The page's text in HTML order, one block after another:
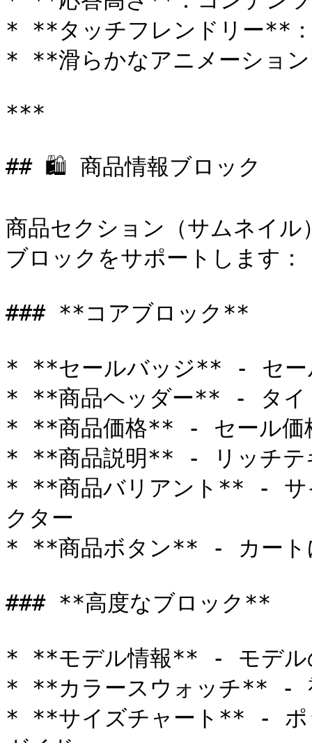
* **タッチフレンドリー**：
* **滑らかなアニメーショ
***
## 🛍️ 商品情報ブロック
商品セクション（サムネイ
ブロックをサポートします：
### **コアブロック**
* **セールバッジ** - セー
* **商品ヘッダー** - タイ
* **商品価格** - セール価
* **商品説明** - リッチテ
* **商品バリアント** - サ
クター
* **商品ボタン** - カート
### **高度なブロック**
* **モデル情報** - モデル
* **カラースウォッチ** -
* **サイズチャート** - ポ